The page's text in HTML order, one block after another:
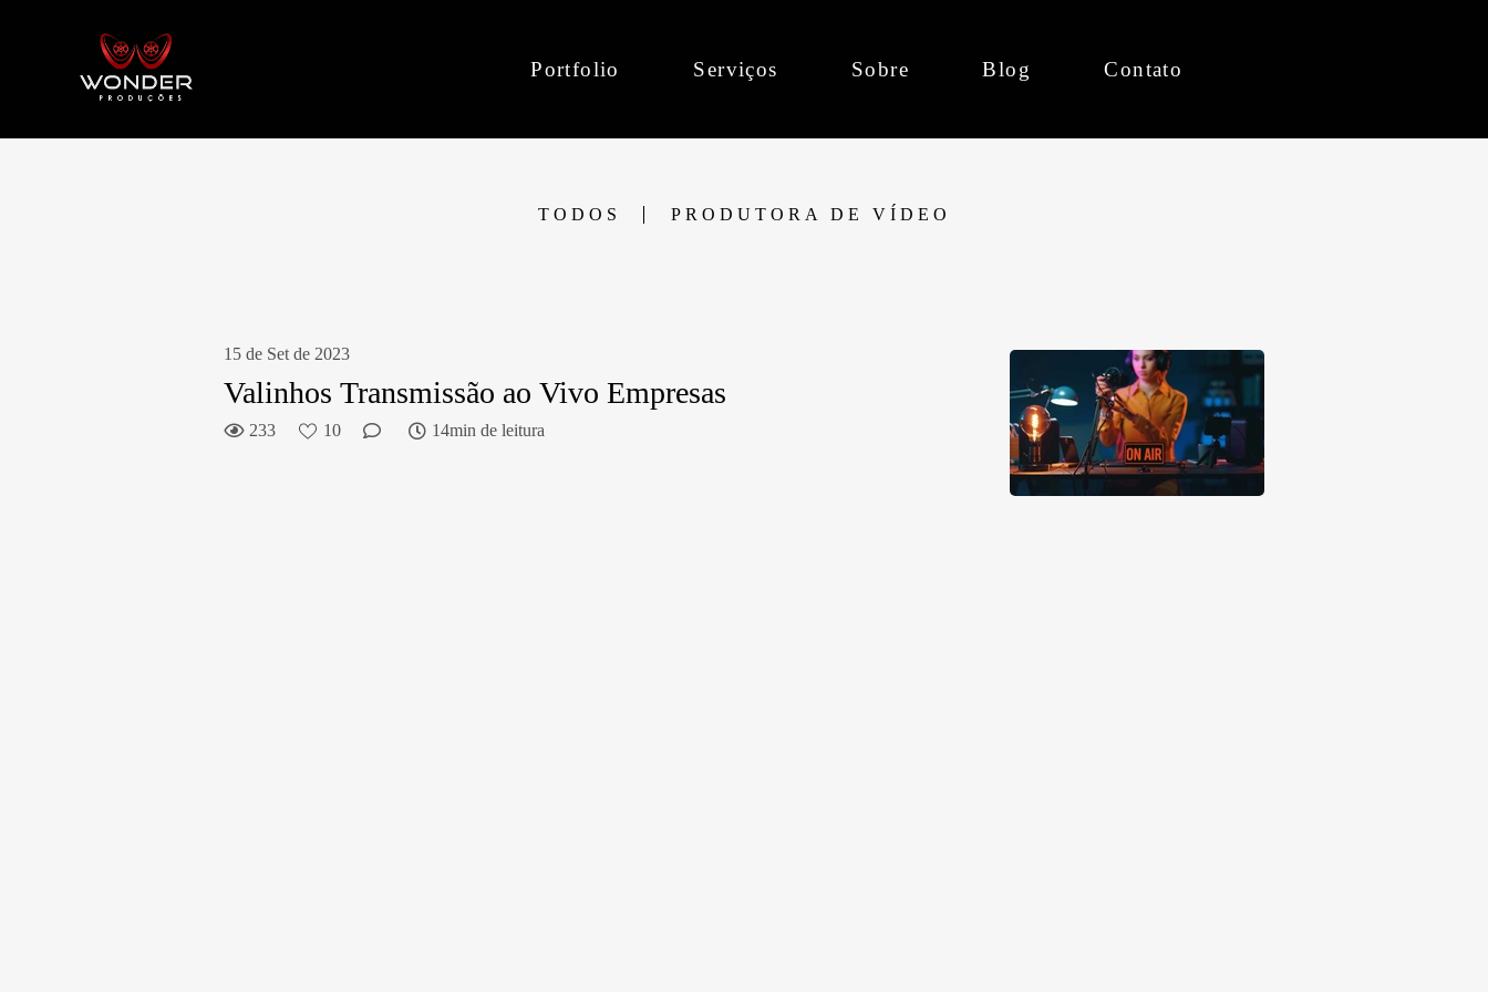
Portfolio Serviços Sobre Blog Contato
TODOS PRODUTORA DE VÍDEO
15 de Set de 2023
Valinhos Transmissão ao Vivo Empresas
233 10 14min de leitura